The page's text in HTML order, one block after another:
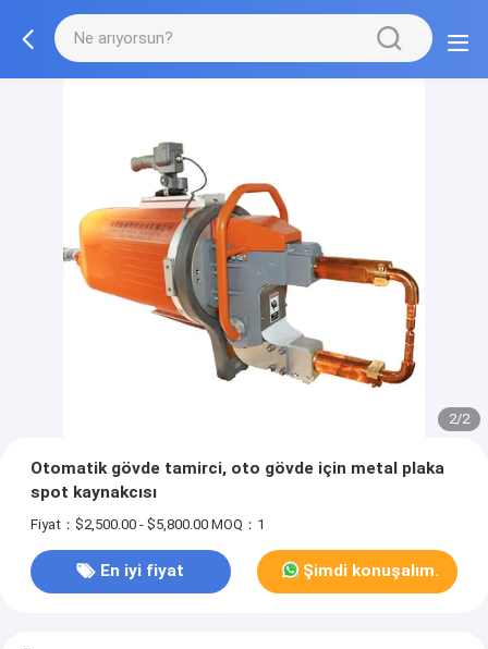
2/2
Otomatik gövde tamirci, oto gövde için metal plaka
spot kaynakcısı
Fiyat：$2,500.00 - $5,800.00 MOQ：1
En iyi fiyat Şimdi konuşalım.